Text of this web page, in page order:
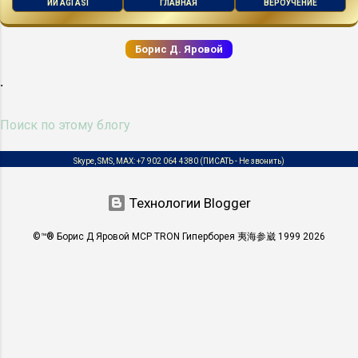
замены масла в АКПП с указанием
пробега — 106 900 км. Где находится:
Под капотом / на кузове рядом с
ИИ AGI ASI ГЛАВНАЯ ВЕРОУЧЕНИЕ
Борис Д. Яровой
.
Skype, SMS, MAX:+7 902 064 4380 (ПИСАТЬ - Не звонить)
Технологии Blogger
©™® Борис Д Яровой MCP TRON Гиперборея 夷海参崴 1999 2026